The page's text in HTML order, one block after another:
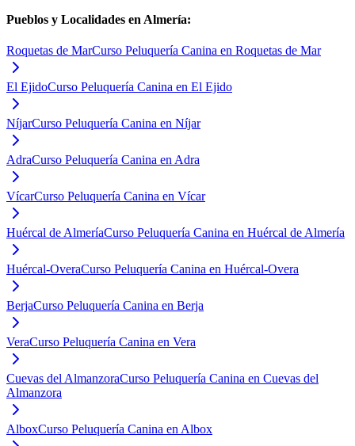
Pueblos y Localidades en Almería:
Roquetas de MarCurso Peluquería Canina en Roquetas de Mar
El EjidoCurso Peluquería Canina en El Ejido
NíjarCurso Peluquería Canina en Níjar
AdraCurso Peluquería Canina en Adra
VícarCurso Peluquería Canina en Vícar
Huércal de AlmeríaCurso Peluquería Canina en Huércal de Almería
Huércal-OveraCurso Peluquería Canina en Huércal-Overa
BerjaCurso Peluquería Canina en Berja
VeraCurso Peluquería Canina en Vera
Cuevas del AlmanzoraCurso Peluquería Canina en Cuevas del
Almanzora
AlboxCurso Peluquería Canina en Albox